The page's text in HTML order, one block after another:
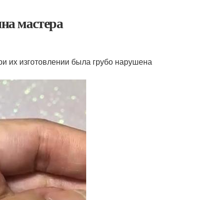
мастера
их изготовлении была грубо нарушена